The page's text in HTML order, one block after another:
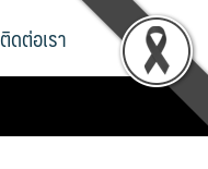
ติดต่อเรา